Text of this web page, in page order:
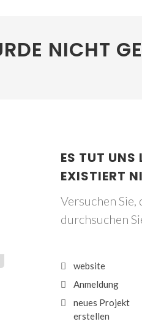
NICHT
ES TUT UNS
EXISTIERT
Versuchen
durchsuchen
website
Anmeldung
neues Projekt
erstellen